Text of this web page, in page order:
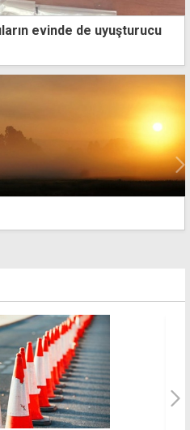
evinde de uyuşturucu